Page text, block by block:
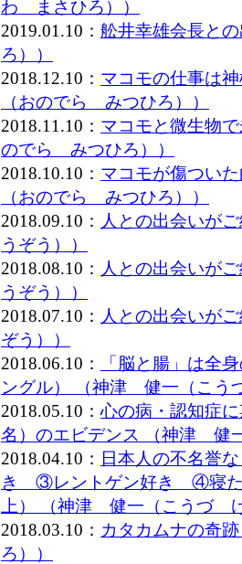
わ まさひろ））
2019.01.10： 舩井幸雄会長と
ろ））
2018.12.10： マコモの仕事は
（おのでら みつひろ））
2018.11.10： マコモと微生物
のでら みつひろ））
2018.10.10： マコモが傷つい
（おのでら みつひろ））
2018.09.10： 人との出会いが
うぞう））
2018.08.10： 人との出会いが
うぞう））
2018.07.10： 人との出会いが
ぞう））
2018.06.10：
「脳と腸」は全
ングル） （神津 健一（こう
2018.05.10：心の病・認知症
名）のエビデンス （神津 健
2018.04.10： 日本人の不名
き ③レントゲン好き ④寝た
上） （神津 健一（こうづ
2018.03.10： カタカムナの奇
ろ））